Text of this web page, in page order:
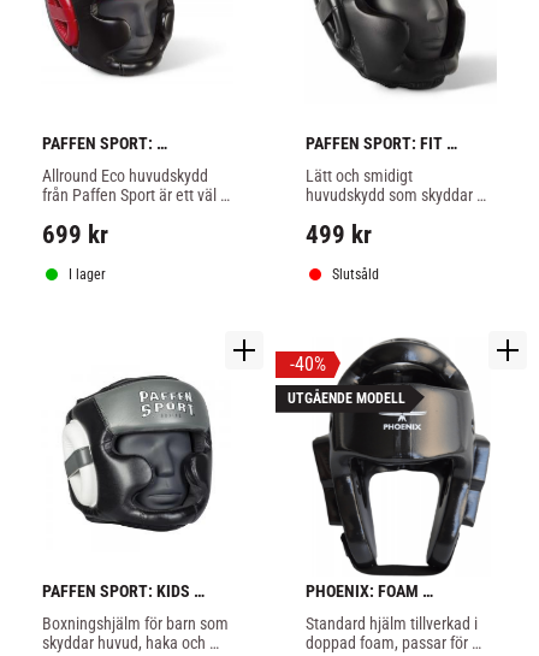
PAFFEN SPORT:
ALLROUND ECO
HUVUDSKYDD
Allround Eco huvudskydd
från Paffen Sport är ett väl
699 kr
I lager
PAFFEN SPORT: FIT
TRAINING HUVUDSKYDD -
SVART
Lätt och smidigt
huvudskydd som skyddar
passar bra till Thaiboxning,
MMA.
499 kr
Slutsåld
PAFFEN SPORT: KIDS
TRAINING HUVUDSKYDD -
SVART/GRÅ
Boxningshjälm för barn som
skyddar huvud, haka och
PHOENIX: FOAM
HUVUDSKYDD - SVART
Standard hjälm tillverkad i
doppad foam, passar för
40%
UTGÅENDE MODELL